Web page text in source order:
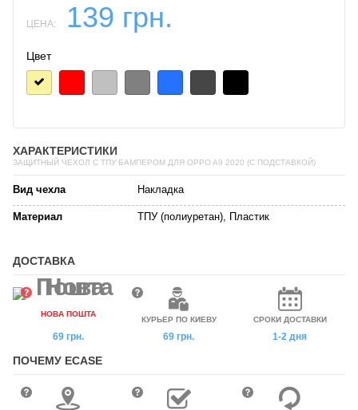
ЦЕНА: 139 грн.
Цвет
ХАРАКТЕРИСТИКИ
ЗАЩИТНЫЙ ЧЕХОЛ С ТПУ БАМПЕРОМ ДЛЯ OPPO A9 2020 (C ПОДСТАВКОЙ)
Вид чехла Накладка
Материал ТПУ (полиуретан), Пластик
ДОСТАВКА
НОВА ПОШТА
69 грн.
КУРЬЕР ПО КИЕВУ
69 грн.
СРОКИ ДОСТАВКИ
1-2 дня
ПОЧЕМУ ECASE